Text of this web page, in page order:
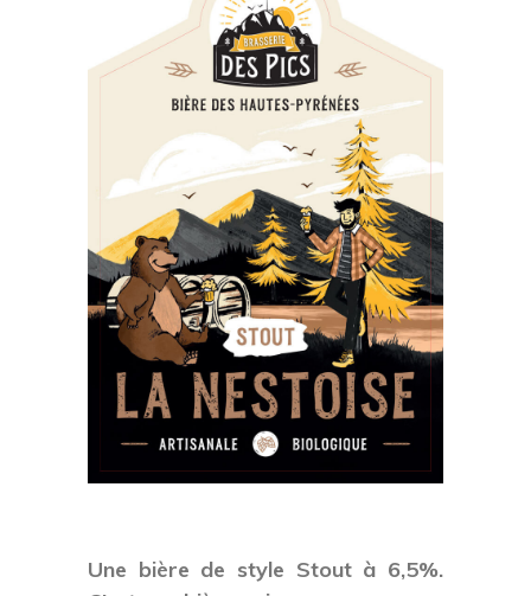
Une bière de style Stout à 6,5%.